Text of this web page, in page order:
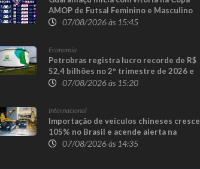
AMOP de Futsal Feminino e Masculino
07/08/2026 às 15:45
Economia
Petrobras registra lucro recorde de R$
52,4 bilhões no 2º trimestre de 2026 e
afasta tese de defasagem nos
07/08/2026 às 15:20
Internacional
Importação de veículos chineses cresce
105% no Brasil e acende alerta na
indústria nacional
07/08/2026 às 14:35